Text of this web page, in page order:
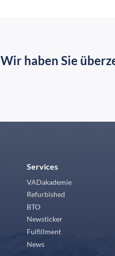
Wir haben Sie
Services
VADakademie
Refurbished
BTO
Newsticker
Fulfillment
News